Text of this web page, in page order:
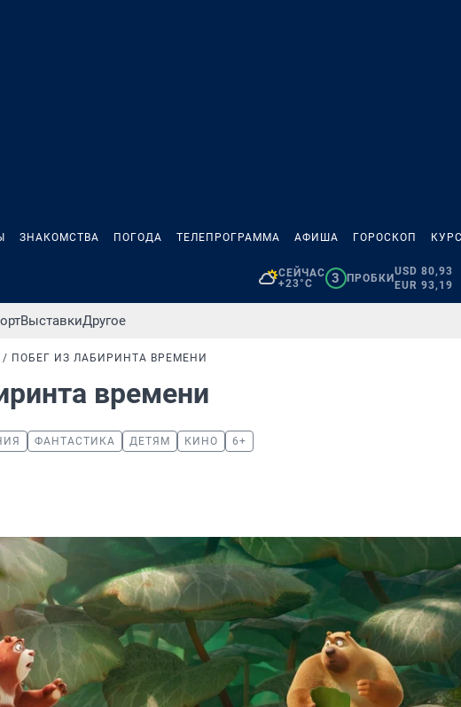
ЗНАКОМСТВА ПОГОДА ТЕЛЕПРОГРАММА АФИША ГОРОСКОП
СЕЙЧАС
+23°C
3 ПРОБКИ
USD 80,93
EUR 93,19
ВыставкиДругое
ПОБЕГ ИЗ ЛАБИРИНТА ВРЕМЕНИ
времени
ФАНТАСТИКА ДЕТЯМ КИНО 6+